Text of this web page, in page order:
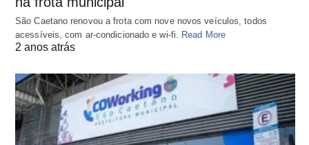
São Caetano renovou a frota com nove novos veículos, todos
acessíveis, com ar-condicionado e wi-fi. Read More
2 anos atrás